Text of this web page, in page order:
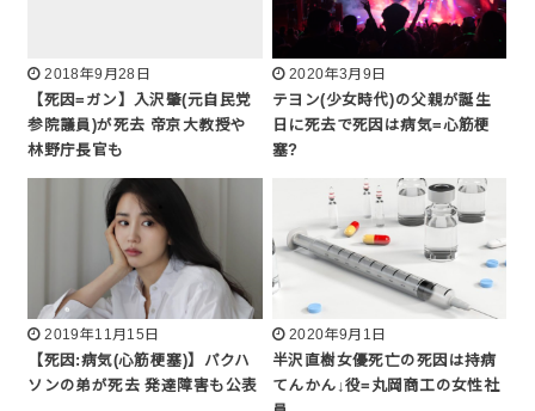
2018年9月28日
【死因=ガン】入沢肇(元自民党
参院議員)が死去 帝京大教授や
林野庁長官も
2020年3月9日
テヨン(少女時代)の父親が誕生
日に死去で死因は病気=心筋梗
塞?
2019年11月15日
【死因:病気(心筋梗塞)】パクハ
ソンの弟が死去 発達障害も公表
2020年9月1日
半沢直樹女優死亡の死因は持病
てんかん↓役=丸岡商工の女性社